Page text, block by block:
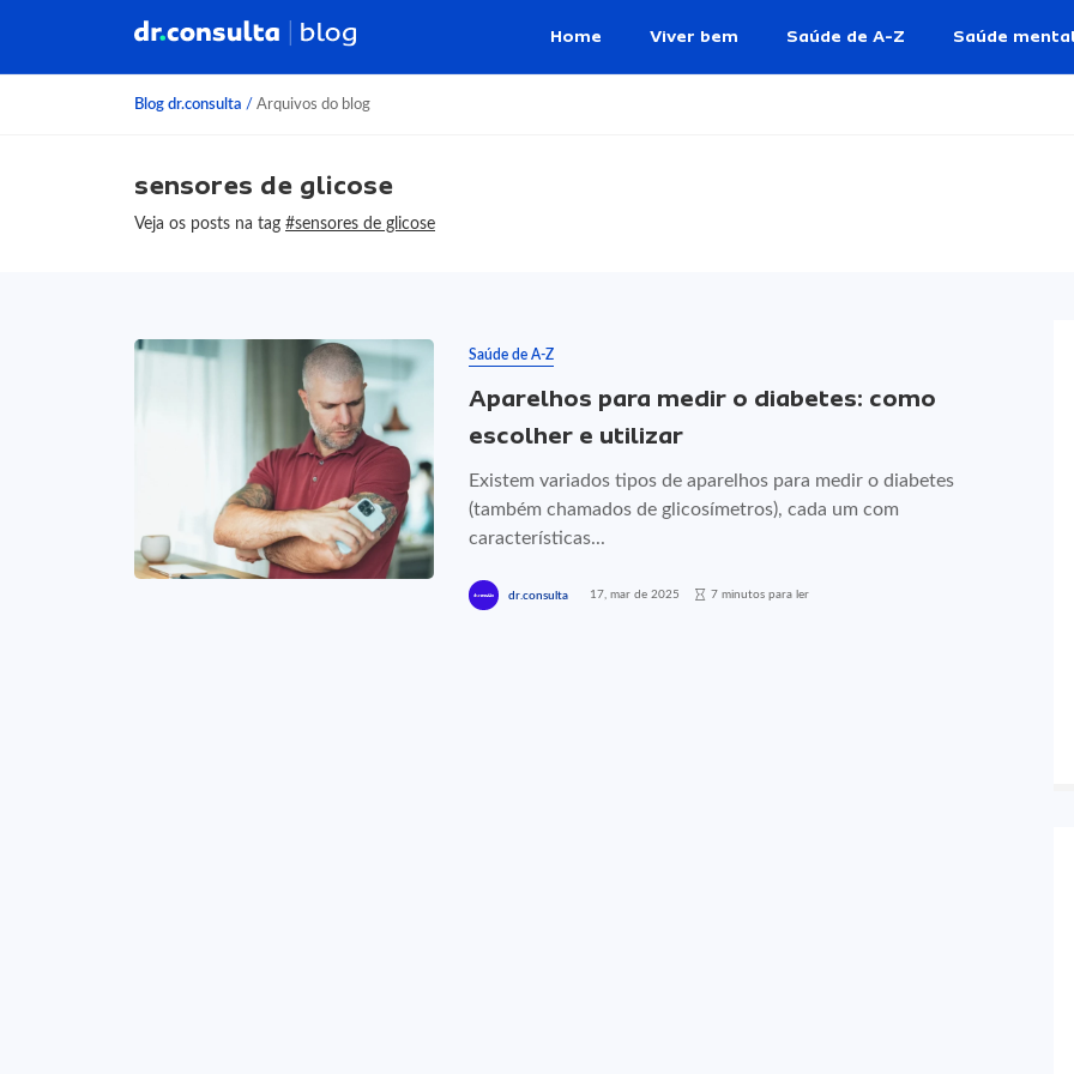
Home Viver bem Saúde de A-Z Saúde
Blog dr.consulta / Arquivos do blog
sensores de glicose
Veja os posts na tag #sensores de glicose
Saúde de A-Z
Aparelhos para medir o diabetes: como
escolher e utilizar
Existem variados tipos de aparelhos para medir o diabetes
(também chamados de glicosímetros), cada um com
características...
dr.consulta 17, mar de 2025 7 minutos para ler